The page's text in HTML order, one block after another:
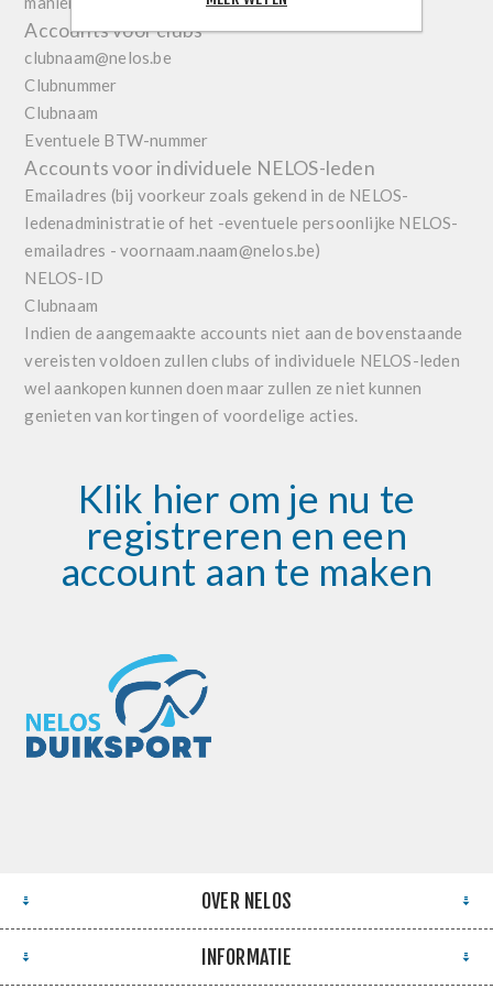
Accounts voor clubs
clubnaam@nelos.be
Clubnummer
Clubnaam
Eventuele BTW-nummer
Accounts voor individuele NELOS-leden
Emailadres (bij voorkeur zoals gekend in de NELOS-
ledenadministratie of het -eventuele persoonlijke NELOS-
emailadres - voornaam.naam@nelos.be)
NELOS-ID
Clubnaam
Indien de aangemaakte accounts niet aan de bovenstaande
vereisten voldoen zullen clubs of individuele NELOS-leden
wel aankopen kunnen doen maar zullen ze niet kunnen
genieten van kortingen of voordelige acties.
Klik hier om je nu te
registreren en een
account aan te maken
OVER NELOS
INFORMATIE